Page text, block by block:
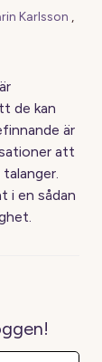
Karlsson ,
de kan
är
att
i en sådan